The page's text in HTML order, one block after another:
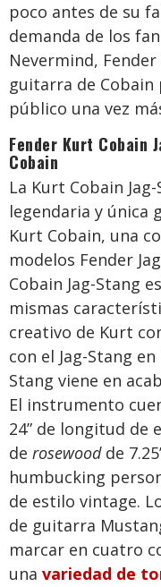
poco antes de su
demanda de los
Nevermind,
guitarra de
público una vez
Fender Kurt Cobain
Cobain
La Kurt Cobain
legendaria y única
Kurt Cobain, una
modelos Fender
Cobain Jag-Stang
mismas
creativo de Kurt
con el Jag-Stang
Stang viene en
El instrumento
24” de longitud de
de rosewoodde
humbucking
de estilo vintage.
de guitarra
marcar en cuatro
una variedad de